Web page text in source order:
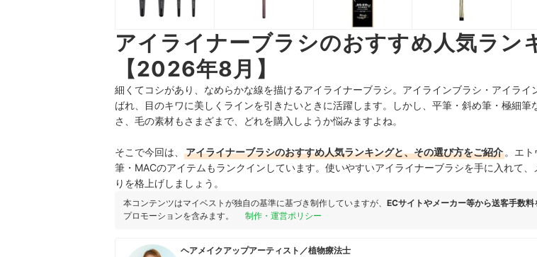
アイライナーブラシのおすすめ人気ラン
【2026年8月】
細くてコシがあり、なめらかな線を描けるアイライナーブラシ。アイラインブラシ・アイライ
ばれ、目のキワに美しくラインを引きたいときに活躍します。しかし、平筆・斜め筆・極細筆
さ、毛の素材もさまざまで、どれを購入しようか悩みますよね。
そこで今回は、 アイライナーブラシのおすすめ人気ランキングと、その選び方をご紹介 。エト
筆・MACのアイテムもランクインしています。使いやすいアイライナーブラシを手に入れて、
りを格上げしましょう。
本コンテンツはマイベストが独自の基準に基づき制作していますが、 ECサイトやメーカー等から送客手数料
プロモーションを含みます。
制作・運営ポリシー
ヘアメイクアップアーティスト／植物療法士